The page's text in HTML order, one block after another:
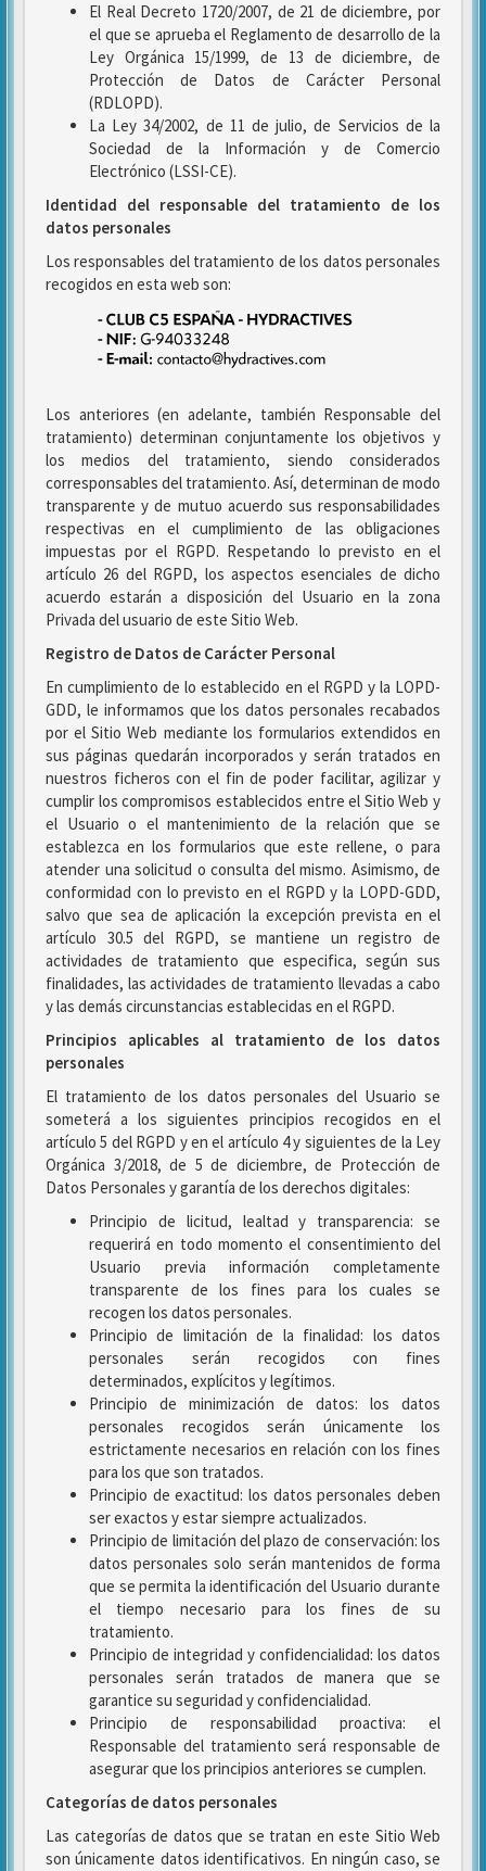
El Real Decreto 1720/2007, de 21 de diciembre, por
el que se aprueba el Reglamento de desarrollo de la
Ley Orgánica 15/1999, de 13 de diciembre, de
Protección de Datos de Carácter Personal
(RDLOPD).
La Ley 34/2002, de 11 de julio, de Servicios de la
Sociedad de la Información y de Comercio
Electrónico (LSSI-CE).
Identidad del responsable del tratamiento de los
datos personales
Los responsables del tratamiento de los datos personales
recogidos en esta web son:
Los anteriores (en adelante, también Responsable del
tratamiento) determinan conjuntamente los objetivos y
los medios del tratamiento, siendo considerados
corresponsables del tratamiento. Así, determinan de modo
transparente y de mutuo acuerdo sus responsabilidades
respectivas en el cumplimiento de las obligaciones
impuestas por el RGPD. Respetando lo previsto en el
artículo 26 del RGPD, los aspectos esenciales de dicho
acuerdo estarán a disposición del Usuario en la zona
Privada del usuario de este Sitio Web.
Registro de Datos de Carácter Personal
En cumplimiento de lo establecido en el RGPD y la LOPD-
GDD, le informamos que los datos personales recabados
por el Sitio Web mediante los formularios extendidos en
sus páginas quedarán incorporados y serán tratados en
nuestros ficheros con el fin de poder facilitar, agilizar y
cumplir los compromisos establecidos entre el Sitio Web y
el Usuario o el mantenimiento de la relación que se
establezca en los formularios que este rellene, o para
atender una solicitud o consulta del mismo. Asimismo, de
conformidad con lo previsto en el RGPD y la LOPD-GDD,
salvo que sea de aplicación la excepción prevista en el
artículo 30.5 del RGPD, se mantiene un registro de
actividades de tratamiento que especifica, según sus
finalidades, las actividades de tratamiento llevadas a cabo
y las demás circunstancias establecidas en el RGPD.
Principios aplicables al tratamiento de los datos
personales
El tratamiento de los datos personales del Usuario se
someterá a los siguientes principios recogidos en el
artículo 5 del RGPD y en el artículo 4 y siguientes de la Ley
Orgánica 3/2018, de 5 de diciembre, de Protección de
Datos Personales y garantía de los derechos digitales:
Principio de licitud, lealtad y transparencia: se
requerirá en todo momento el consentimiento del
Usuario previa información completamente
transparente de los fines para los cuales se
recogen los datos personales.
Principio de limitación de la finalidad: los datos
personales serán recogidos con fines
determinados, explícitos y legítimos.
Principio de minimización de datos: los datos
personales recogidos serán únicamente los
estrictamente necesarios en relación con los fines
para los que son tratados.
Principio de exactitud: los datos personales deben
ser exactos y estar siempre actualizados.
Principio de limitación del plazo de conservación: los
datos personales solo serán mantenidos de forma
que se permita la identificación del Usuario durante
el tiempo necesario para los fines de su
tratamiento.
Principio de integridad y confidencialidad: los datos
personales serán tratados de manera que se
garantice su seguridad y confidencialidad.
Principio de responsabilidad proactiva: el
Responsable del tratamiento será responsable de
asegurar que los principios anteriores se cumplen.
Categorías de datos personales
Las categorías de datos que se tratan en este Sitio Web
son únicamente datos identificativos. En ningún caso, se